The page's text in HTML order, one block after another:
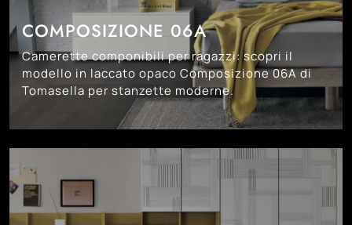
COMPOSIZIONE 06A
Camerette componibili per ragazzi: scopri il
modello in laccato opaco Composizione 06A di
Tomasella per stanzette moderne.